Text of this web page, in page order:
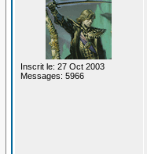
Inscrit le: 27 Oct 2003
Messages: 5966